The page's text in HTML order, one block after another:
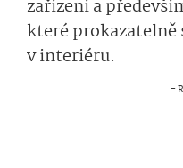
zařízení a
které prokazatelně
v interiéru.